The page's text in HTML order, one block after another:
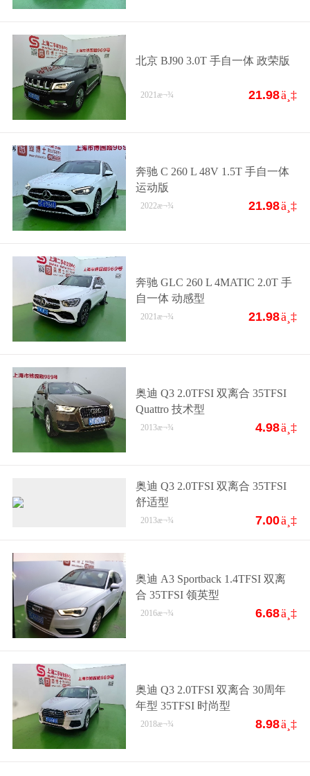
北京 BJ90 3.0T 手自一体 政荣版
21.98ä¸‡
2021æ¬¾
奔驰 C 260 L 48V 1.5T 手自一体
运动版
21.98ä¸‡
2022æ¬¾
奔驰 GLC 260 L 4MATIC 2.0T 手
自一体 动感型
21.98ä¸‡
2021æ¬¾
奥迪 Q3 2.0TFSI 双离合 35TFSI
Quattro 技术型
4.98ä¸‡
2013æ¬¾
奥迪 Q3 2.0TFSI 双离合 35TFSI
舒适型
7.00ä¸‡
2013æ¬¾
奥迪 A3 Sportback 1.4TFSI 双离
合 35TFSI 领英型
6.68ä¸‡
2016æ¬¾
奥迪 Q3 2.0TFSI 双离合 30周年
年型 35TFSI 时尚型
8.98ä¸‡
2018æ¬¾